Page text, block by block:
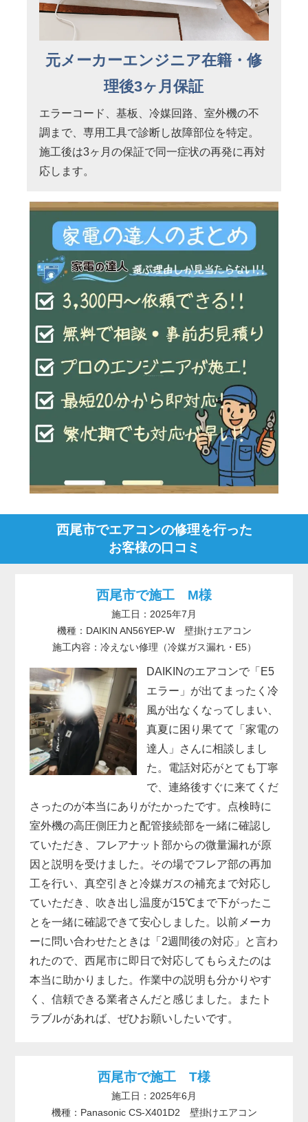
元メーカーエンジニア在籍・修
理後3ヶ月保証
エラーコード、基板、冷媒回路、室外機の不
調まで、専用工具で診断し故障部位を特定。
施工後は3ヶ月の保証で同一症状の再発に再対
応します。
西尾市でエアコンの修理を行った
お客様の口コミ
西尾市で施工 M様
施工日：2025年7月
機種：DAIKIN AN56YEP-W 壁掛けエアコン
施工内容：冷えない修理（冷媒ガス漏れ・E5）
DAIKINのエアコンで「E5
エラー」が出てまったく冷
風が出なくなってしまい、
真夏に困り果てて「家電の
達人」さんに相談しまし
た。電話対応がとても丁寧
で、連絡後すぐに来てくだ
さったのが本当にありがたかったです。点検時に
室外機の高圧側圧力と配管接続部を一緒に確認し
ていただき、フレアナット部からの微量漏れが原
因と説明を受けました。その場でフレア部の再加
工を行い、真空引きと冷媒ガスの補充まで対応し
ていただき、吹き出し温度が15℃まで下がったこ
とを一緒に確認できて安心しました。以前メーカ
ーに問い合わせたときは「2週間後の対応」と言わ
れたので、西尾市に即日で対応してもらえたのは
本当に助かりました。作業中の説明も分かりやす
く、信頼できる業者さんだと感じました。またト
ラブルがあれば、ぜひお願いしたいです。
西尾市で施工 T様
施工日：2025年6月
機種：Panasonic CS-X401D2 壁掛けエアコン